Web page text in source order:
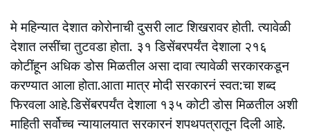
मे महिन्यात देशात कोरोनाची दुसरी लाट शिखरावर होती. त्यावेळी
देशात लसींचा तुटवडा होता. ३१ डिसेंबरपर्यंत देशाला २१६
कोटींहून अधिक डोस मिळतील असा दावा त्यावेळी सरकारकडून
करण्यात आला होता.आता मात्र मोदी सरकारनं स्वत:चा शब्द
फिरवला आहे.डिसेंबरपर्यंत देशाला १३५ कोटी डोस मिळतील अशी
माहिती सर्वोच्च न्यायालयात सरकारनं शपथपत्रातून दिली आहे.